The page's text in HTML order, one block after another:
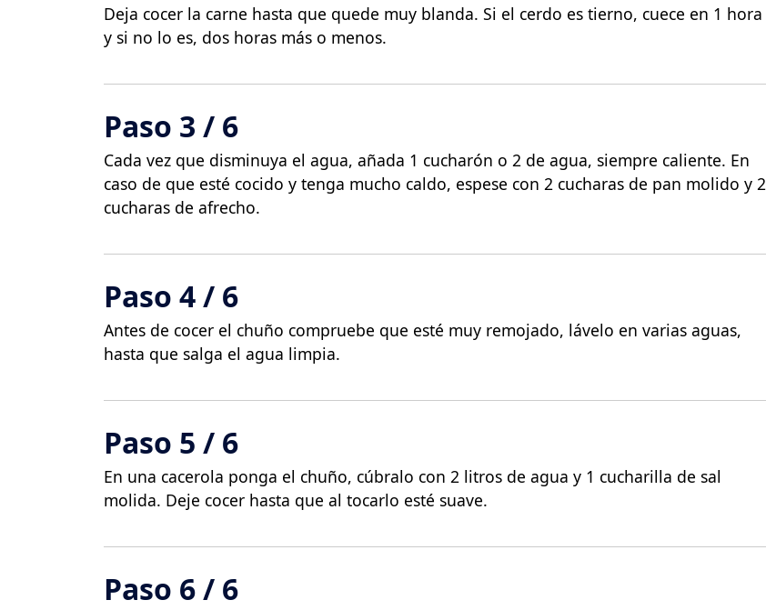
Deja cocer la carne hasta que quede muy blanda. Si el cerdo es tierno, cuece en 1 hora
y si no lo es, dos horas más o menos.
Paso 3 / 6
Cada vez que disminuya el agua, añada 1 cucharón o 2 de agua, siempre caliente. En
caso de que esté cocido y tenga mucho caldo, espese con 2 cucharas de pan molido y 2
cucharas de afrecho.
Paso 4 / 6
Antes de cocer el chuño compruebe que esté muy remojado, lávelo en varias aguas,
hasta que salga el agua limpia.
Paso 5 / 6
En una cacerola ponga el chuño, cúbralo con 2 litros de agua y 1 cucharilla de sal
molida. Deje cocer hasta que al tocarlo esté suave.
Paso 6 / 6